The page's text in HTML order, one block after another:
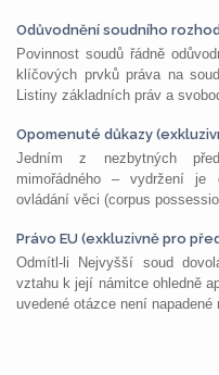
Odůvodnění soudního
Povinnost soudů řádně
klíčových prvků práva na
Listiny základních práv a
Opomenuté důkazy
Jedním z nezbytných
mimořádného – vydržení je
ovládání věci (corpus
Právo EU (exkluzivně pro
Odmítl-li Nejvyšší soud
vztahu k její námitce ohledně
uvedené otázce není napadené